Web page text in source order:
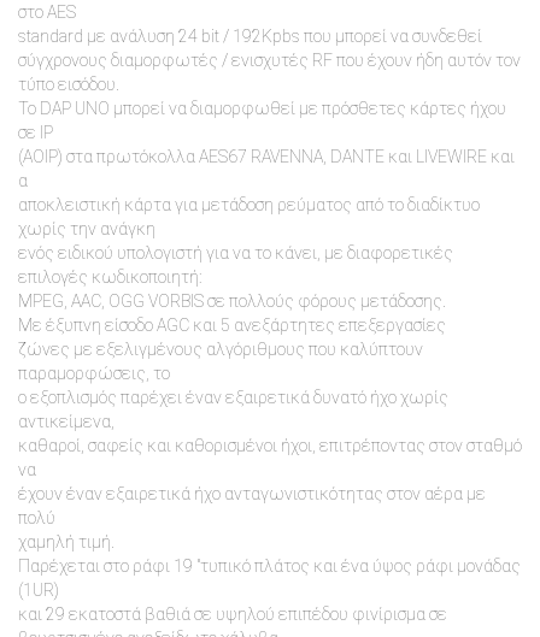
στο AES
standard με ανάλυση 24 bit / 192Kpbs που μπορεί να συνδεθεί
σύγχρονους διαμορφωτές / ενισχυτές RF που έχουν ήδη αυτόν τον
τύπο εισόδου.
Το DAP UNO μπορεί να διαμορφωθεί με πρόσθετες κάρτες ήχου
σε IP
(AOIP) στα πρωτόκολλα AES67 RAVENNA, DANTE και LIVEWIRE και
α
αποκλειστική κάρτα για μετάδοση ρεύματος από το διαδίκτυο
χωρίς την ανάγκη
ενός ειδικού υπολογιστή για να το κάνει, με διαφορετικές
επιλογές κωδικοποιητή:
MPEG, AAC, OGG VORBIS σε πολλούς φόρους μετάδοσης.
Με έξυπνη είσοδο AGC και 5 ανεξάρτητες επεξεργασίες
ζώνες με εξελιγμένους αλγόριθμους που καλύπτουν
παραμορφώσεις, το
ο εξοπλισμός παρέχει έναν εξαιρετικά δυνατό ήχο χωρίς
αντικείμενα,
καθαροί, σαφείς και καθορισμένοι ήχοι, επιτρέποντας στον σταθμό
να
έχουν έναν εξαιρετικά ήχο ανταγωνιστικότητας στον αέρα με
πολύ
χαμηλή τιμή.
Παρέχεται στο ράφι 19 "τυπικό πλάτος και ένα ύψος ράφι μονάδας
(1UR)
και 29 εκατοστά βαθιά σε υψηλού επιπέδου φινίρισμα σε